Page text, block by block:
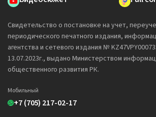
Свидетельство о постановке на учет,
периодического печатного издания,
агентства и сетевого издания №
13.07.2023г., выдано Министерством
общественного развития РК.
Мобильный
+7 (705) 217-02-17